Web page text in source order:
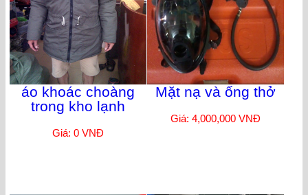
áo khoác choàng
trong kho lạnh
Giá: 0 VNĐ
Mặt nạ và ống thở
Giá: 4,000,000 VNĐ